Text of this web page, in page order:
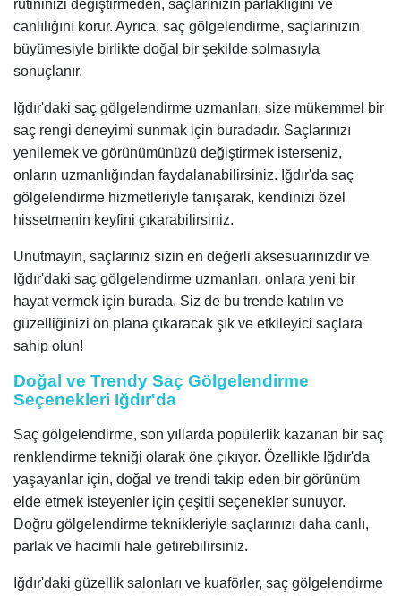
rutininizi değiştirmeden, saçlarınızın parlaklığını ve
canlılığını korur. Ayrıca, saç gölgelendirme, saçlarınızın
büyümesiyle birlikte doğal bir şekilde solmasıyla
sonuçlanır.
Iğdır'daki saç gölgelendirme uzmanları, size mükemmel bir
saç rengi deneyimi sunmak için buradadır. Saçlarınızı
yenilemek ve görünümünüzü değiştirmek isterseniz,
onların uzmanlığından faydalanabilirsiniz. Iğdır'da saç
gölgelendirme hizmetleriyle tanışarak, kendinizi özel
hissetmenin keyfini çıkarabilirsiniz.
Unutmayın, saçlarınız sizin en değerli aksesuarınızdır ve
Iğdır'daki saç gölgelendirme uzmanları, onlara yeni bir
hayat vermek için burada. Siz de bu trende katılın ve
güzelliğinizi ön plana çıkaracak şık ve etkileyici saçlara
sahip olun!
Doğal ve Trendy Saç Gölgelendirme
Seçenekleri Iğdır'da
Saç gölgelendirme, son yıllarda popülerlik kazanan bir saç
renklendirme tekniği olarak öne çıkıyor. Özellikle Iğdır'da
yaşayanlar için, doğal ve trendi takip eden bir görünüm
elde etmek isteyenler için çeşitli seçenekler sunuyor.
Doğru gölgelendirme teknikleriyle saçlarınızı daha canlı,
parlak ve hacimli hale getirebilirsiniz.
Iğdır'daki güzellik salonları ve kuaförler, saç gölgelendirme